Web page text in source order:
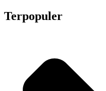
Terpopuler